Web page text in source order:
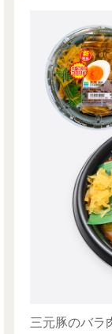
三元豚のバラ